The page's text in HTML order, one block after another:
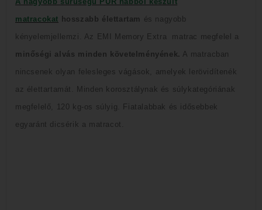
matracokat hosszabb élettartam és nagyobb
kényelem jellemzi. Az EMI
Memory Extra matrac megfelel a
minőségi alvás minden követelményének. A matracban
nincsenek olyan felesleges vágások, amelyek lerövidítenék
az élettartamát.
Minden korosztálynak és súlykategóriának
megfelelő, 120 kg-os súlyig
Fiatalabbak és idősebbek
egyaránt dicsérik a matracot.